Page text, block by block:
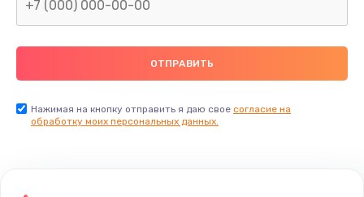
Нажимая на кнопку отправить я даю свое согласие на
обработку моих персональных данных.